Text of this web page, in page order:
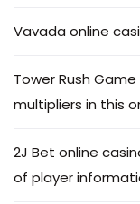
Vavada online
Tower Rush
multipliers in this
2J Bet online
of player